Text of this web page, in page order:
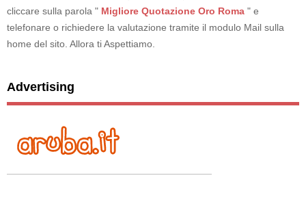
cliccare sulla parola " Migliore Quotazione Oro Roma " e
telefonare o richiedere la valutazione tramite il modulo Mail sulla
home del sito. Allora ti Aspettiamo.
Advertising